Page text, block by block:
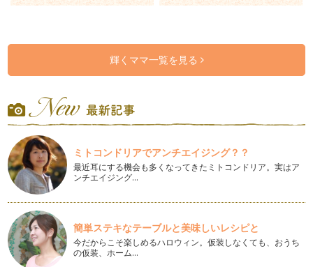
輝くママ一覧を見る
ミトコンドリアでアンチエイジング？？
最近耳にする機会も多くなってきたミトコンドリア。実はア
ンチエイジング…
簡単ステキなテーブルと美味しいレシピと
今だからこそ楽しめるハロウィン。仮装しなくても、おうち
の仮装、ホーム…